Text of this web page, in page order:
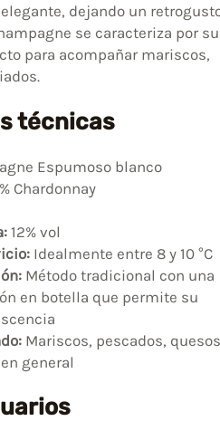
dejando un
se caracteriza por su
para acompañar mariscos,
técnicas
Espumoso blanco
Chardonnay
12% vol
Idealmente entre 8 y 10 °C
Método tradicional con una
en botella que permite su
Mariscos, pescados, quesos
general